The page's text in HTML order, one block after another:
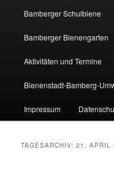
Bamberger Schulbiene
Bamberger Bienengarten
Aktivitäten und Termine
Bienenstadt-Bamberg-
Impressum
TAGESARCHIV:21. APRIL